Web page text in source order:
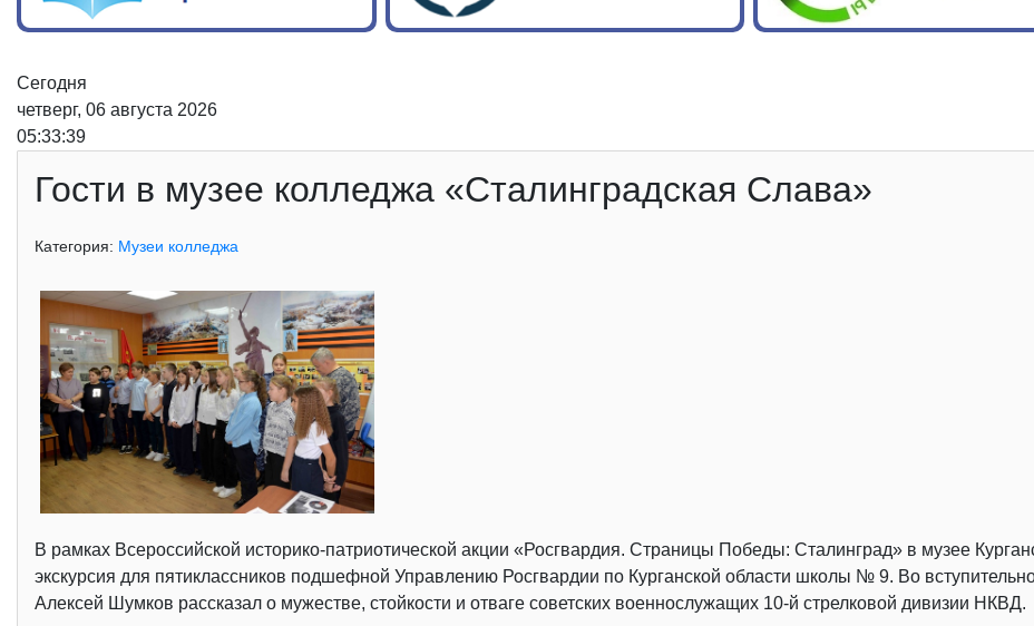
Сегодня
четверг, 06 августа 2026
05:33:40
Гости в музее колледжа «Сталинградская Слава»
Категория: Музеи колледжа
В рамках Всероссийской историко-патриотической акции «Росгвардия. Страницы Победы: Сталинград» в музее
экскурсия для пятиклассников подшефной Управлению Росгвардии по Курганской области школы № 9. Во
Алексей Шумков рассказал о мужестве, стойкости и отваге советских военнослужащих 10-й стрелковой дивизии НКВД.